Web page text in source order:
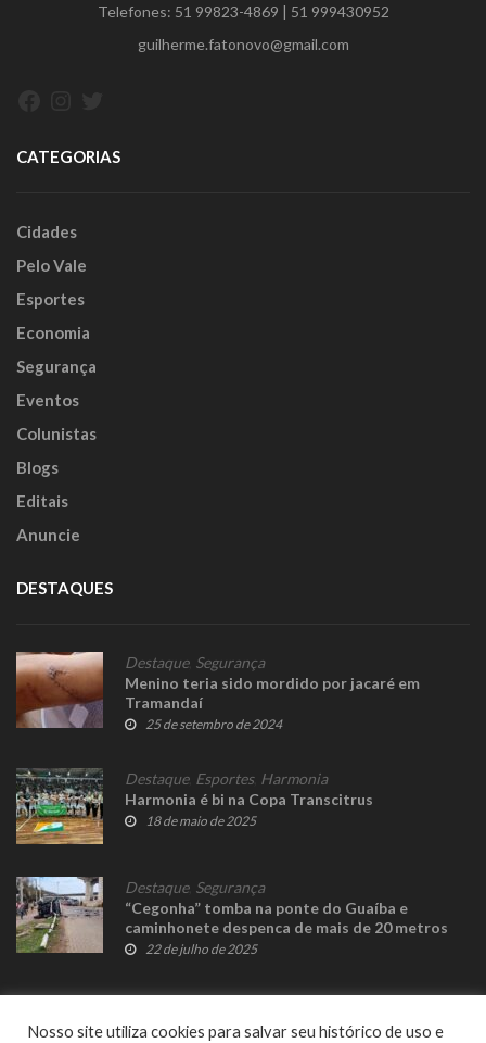
Telefones: 51 99823-4869 | 51 999430952
guilherme.fatonovo@gmail.com
CATEGORIAS
Cidades
Pelo Vale
Esportes
Economia
Segurança
Eventos
Colunistas
Blogs
Editais
Anuncie
DESTAQUES
Destaque, Segurança
Menino teria sido mordido por jacaré em
Tramandaí
25 de setembro de 2024
Destaque, Esportes, Harmonia
Harmonia é bi na Copa Transcitrus
18 de maio de 2025
Destaque, Segurança
“Cegonha” tomba na ponte do Guaíba e
caminhonete despenca de mais de 20 metros
22 de julho de 2025
Nosso site utiliza cookies para salvar seu histórico de uso e